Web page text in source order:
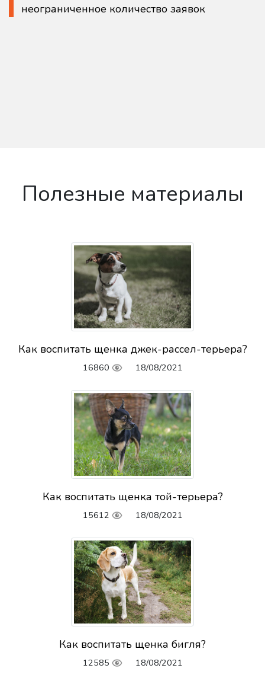
неограниченное количество заявок
Полезные материалы
Как воспитать щенка джек-рассел-терьера?
16860 18/08/2021
Как воспитать щенка той-терьера?
15612 18/08/2021
Как воспитать щенка бигля?
12585 18/08/2021